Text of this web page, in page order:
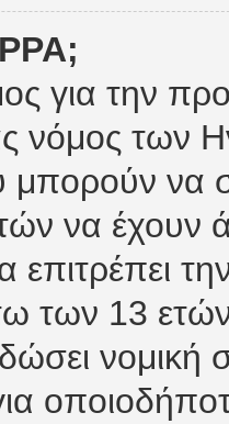
για την
νόμος των
μπορούν να
να έχουν
επιτρέπει
των 13
νομική